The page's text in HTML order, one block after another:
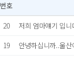
번호
20
저희 엄마얘기 입니
19
안녕하십니까..울산